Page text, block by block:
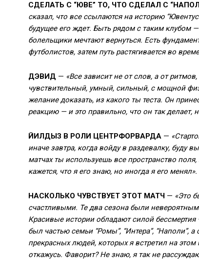
СДЕЛАТЬ С “ЮВЕ” ТО, ЧТО СДЕЛАЛ С
сказал, что все ссылаются на историю
будущее его ждет. Быть рядом с таким клубом
болельщики мечтают вернуться. Есть
футболистов, затем путь растягивается во
ДЭВИД — «Все зависит не от слов, а от
чувствительный, умный, сильный, с мощной
желание доказать, из какого ты теста. Он
реакцию — и это правильно, что он так делает,
ЙИЛДЫЗ В РОЛИ ЦЕНТРФОРВАРДА —
иначе завтра, когда войду в раздевалку, буду
матчах ты используешь все пространство
кажется, что я его знаю, но иногда я его менял».
НАСКОЛЬКО ЧУВСТВУЕТ ЭТОТ МАТЧ — «Это
счастливыми. Те два сезона были
Красивые истории обладают силой
был частью семьи “Ромы”, “Интера”, “Наполи”,
прекрасных людей, которых я встретил на этом
откажусь. Фаворит? Не знаю, я так не